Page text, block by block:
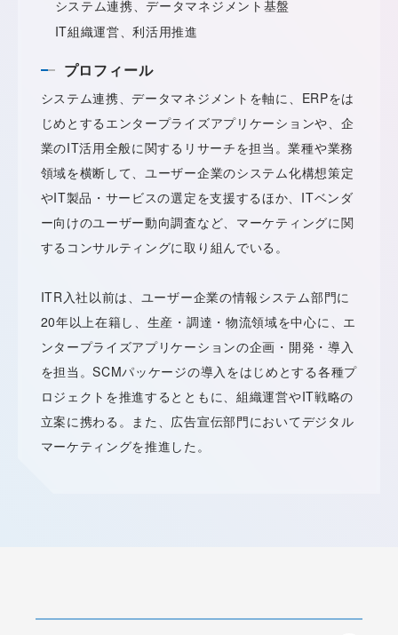
システム連携、データマネジメント基盤
IT組織運営、利活用推進
プロフィール
システム連携、データマネジメントを軸に、ERPをは
じめとするエンタープライズアプリケーションや、企
業のIT活用全般に関するリサーチを担当。業種や業務
領域を横断して、ユーザー企業のシステム化構想策定
やIT製品・サービスの選定を支援するほか、ITベンダ
ー向けのユーザー動向調査など、マーケティングに関
するコンサルティングに取り組んでいる。
ITR入社以前は、ユーザー企業の情報システム部門に
20年以上在籍し、生産・調達・物流領域を中心に、エ
ンタープライズアプリケーションの企画・開発・導入
を担当。SCMパッケージの導入をはじめとする各種プ
ロジェクトを推進するとともに、組織運営やIT戦略の
立案に携わる。また、広告宣伝部門においてデジタル
マーケティングを推進した。